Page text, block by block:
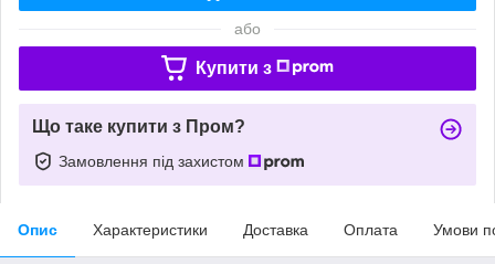
або
Купити з
Що таке купити з Пром?
Замовлення під захистом
Опис Характеристики Доставка Оплата Умови